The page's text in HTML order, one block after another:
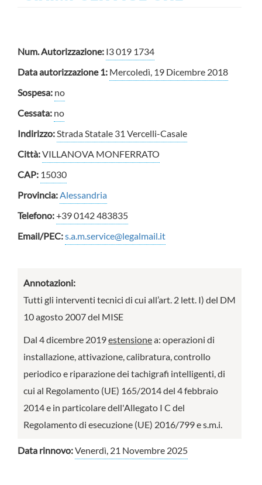
Num. Autorizzazione: I3 019 1734
Data autorizzazione 1: Mercoledì, 19 Dicembre 2018
Sospesa: no
Cessata: no
Indirizzo:Strada Statale 31 Vercelli-Casale
Città:VILLANOVA MONFERRATO
CAP: 15030
Provincia:Alessandria
Telefono:+39 0142 483835
Email/PEC:s.a.m.service@legalmail.it
Annotazioni:
Tutti gli interventi tecnici di cui all’art. 2 lett. I) del DM
10 agosto 2007 del MISE
Dal 4 dicembre 2019estensionea: operazioni di
installazione, attivazione, calibratura, controllo
periodico e riparazione dei tachigrafi intelligenti, di
cui al Regolamento (UE) 165/2014 del 4 febbraio
2014 e in particolare dell'Allegato I C del
Regolamento di esecuzione (UE) 2016/799 e s.m.i.
Data rinnovo:Venerdì, 21 Novembre 2025